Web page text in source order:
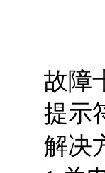
故障十
提示
解决